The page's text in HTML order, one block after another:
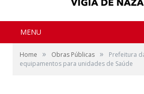
MENU
Home » Obras Públicas »
Prefeitura
equipamentos para unidades de Saúde